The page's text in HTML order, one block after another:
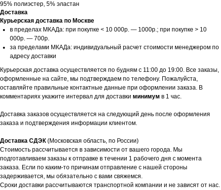
95% полиэстер, 5% эластан
Доставка
Курьерская доставка по Москве
в пределах МКАДа: при покупке < 10 000р. — 1000р.; при покупке > 10
000р. — 700р.
за пределами МКАДа: индивидуальный расчет стоимости менеджером по
адресу доставки
Курьерская доставка осуществляется по будням с 11:00 до 19:00. Все заказы,
оформленные на сайте, мы подтверждаем по телефону. Пожалуйста,
оставляйте правильные контактные данные при оформлении заказа. В
комментариях укажите интервал для доставки минимум в 1 час.
Доставка заказов осуществляется на следующий день после оформления
заказа и подтверждения информации клиентом.
Доставка СДЭК(Московская область, по России)
Стоимость рассчитывается в зависимости от вашего города. Мы
подготавливаем заказы к отправке в течении 1 рабочего дня с момента
заказа. Если по каким-то причинам отправление с нашей стороны
задерживается, мы обязательно с вами свяжемся.
Сроки доставки рассчитываются транспортной компании и не зависят от нас.